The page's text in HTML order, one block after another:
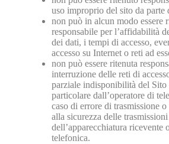
uso improprio del sito da parte
non può in alcun modo essere
responsabile per l’affidabilità
dei dati, i tempi di accesso,
accesso su Internet o reti ad
non può essere ritenuta
interruzione delle reti di
parziale indisponibilità del Sito
particolare dall’operatore di
caso di errore di trasmissione
alla sicurezza delle
dell’apparecchiatura ricevente
telefonica.